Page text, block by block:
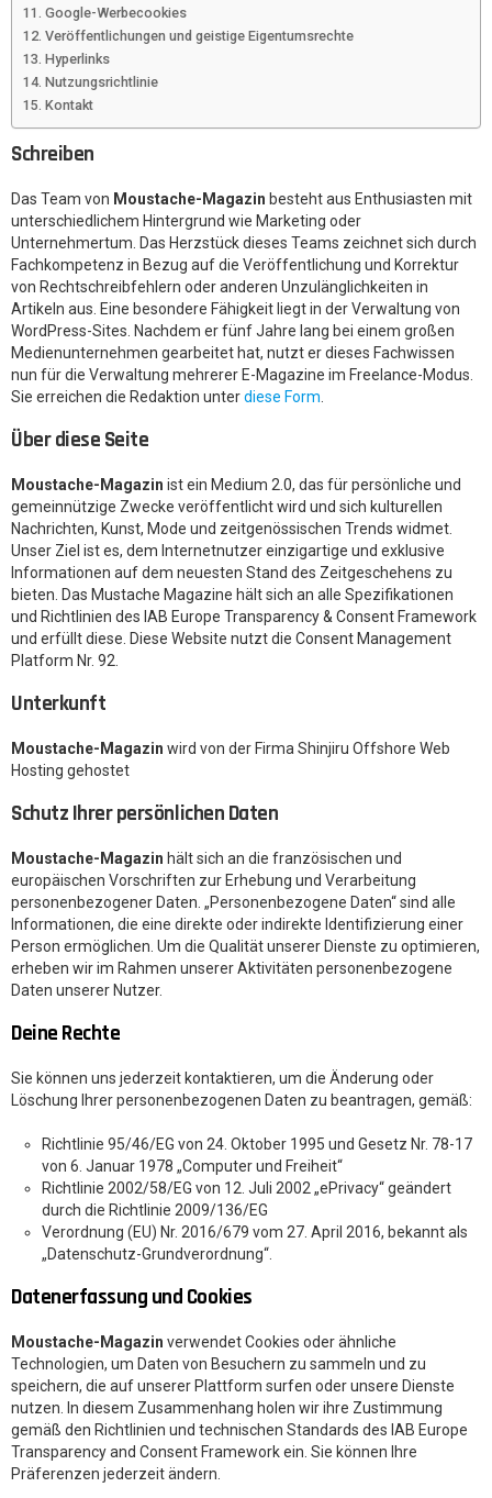
Google-Werbecookies
Veröffentlichungen und geistige Eigentumsrechte
Hyperlinks
Nutzungsrichtlinie
Kontakt
Schreiben
Das Team von Moustache-Magazin besteht aus Enthusiasten mit
unterschiedlichem Hintergrund wie Marketing oder
Unternehmertum. Das Herzstück dieses Teams zeichnet sich durch
Fachkompetenz in Bezug auf die Veröffentlichung und Korrektur
von Rechtschreibfehlern oder anderen Unzulänglichkeiten in
Artikeln aus. Eine besondere Fähigkeit liegt in der Verwaltung von
WordPress-Sites. Nachdem er fünf Jahre lang bei einem großen
Medienunternehmen gearbeitet hat, nutzt er dieses Fachwissen
nun für die Verwaltung mehrerer E-Magazine im Freelance-Modus.
Sie erreichen die Redaktion unterdiese Form.
Über diese Seite
Moustache-Magazin ist ein Medium 2.0, das für persönliche und
gemeinnützige Zwecke veröffentlicht wird und sich kulturellen
Nachrichten, Kunst, Mode und zeitgenössischen Trends widmet.
Unser Ziel ist es, dem Internetnutzer einzigartige und exklusive
Informationen auf dem neuesten Stand des Zeitgeschehens zu
bieten. Das Mustache Magazine hält sich an alle Spezifikationen
und Richtlinien des IAB Europe Transparency & Consent Framework
und erfüllt diese. Diese Website nutzt die Consent Management
Platform Nr. 92.
Unterkunft
Moustache-Magazin wird von der Firma Shinjiru Offshore Web
Hosting gehostet
Schutz Ihrer persönlichen Daten
Moustache-Magazin hält sich an die französischen und
europäischen Vorschriften zur Erhebung und Verarbeitung
personenbezogener Daten. „Personenbezogene Daten“ sind alle
Informationen, die eine direkte oder indirekte Identifizierung einer
Person ermöglichen. Um die Qualität unserer Dienste zu optimieren,
erheben wir im Rahmen unserer Aktivitäten personenbezogene
Daten unserer Nutzer.
Deine Rechte
Sie können uns jederzeit kontaktieren, um die Änderung oder
Löschung Ihrer personenbezogenen Daten zu beantragen, gemäß:
Richtlinie 95/46/EG von 24. Oktober 1995 und Gesetz Nr. 78-17
von 6. Januar 1978 „Computer und Freiheit“
Richtlinie 2002/58/EG von 12. Juli 2002„ePrivacy“geändert
durch die Richtlinie 2009/136/EG
Verordnung (EU) Nr. 2016/679 vom 27. April 2016, bekannt als
„Datenschutz-Grundverordnung“.
Datenerfassung und Cookies
Moustache-Magazin verwendet Cookies oder ähnliche
Technologien, um Daten von Besuchern zu sammeln und zu
speichern, die auf unserer Plattform surfen oder unsere Dienste
nutzen. In diesem Zusammenhang holen wir ihre Zustimmung
gemäß den Richtlinien und technischen Standards des IAB Europe
Transparency and Consent Framework ein. Sie können Ihre
Präferenzen jederzeit ändern.